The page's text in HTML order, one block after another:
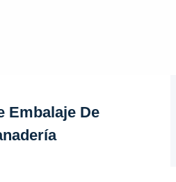
Embalaje De